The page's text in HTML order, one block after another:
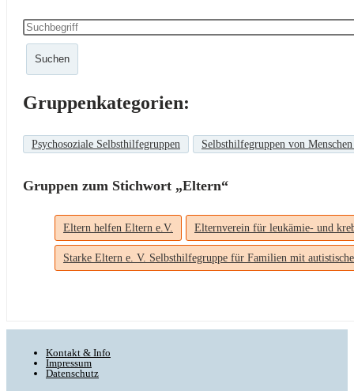
Suchen
Gruppenkategorien:
Psychosoziale Selbsthilfegruppen Selbsthilfegruppen von
Gruppen zum Stichwort „Eltern“
Eltern helfen Eltern e.V. Elternverein für leukämie- und
Starke Eltern e. V. Selbsthilfegruppe für Familien mit
Kontakt & Info
Impressum
Datenschutz